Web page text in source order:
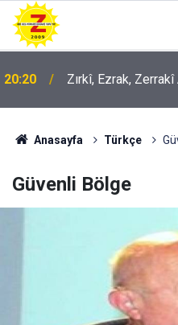
09:56 Ji Zilma Partîzanan
Anasayfa Türkçe
Güvenli Bölge